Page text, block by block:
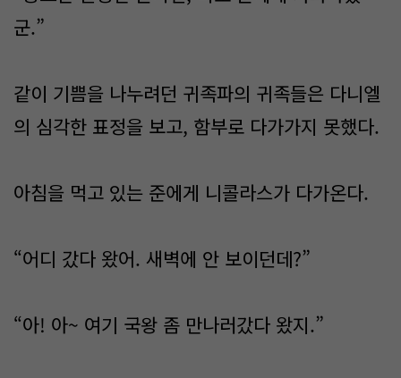
군.”
같이 기쁨을 나누려던 귀족파의 귀족들은 다니엘
의 심각한 표정을 보고, 함부로 다가가지 못했다.
아침을 먹고 있는 준에게 니콜라스가 다가온다.
“어디 갔다 왔어. 새벽에 안 보이던데?”
“아! 아~ 여기 국왕 좀 만나러갔다 왔지.”